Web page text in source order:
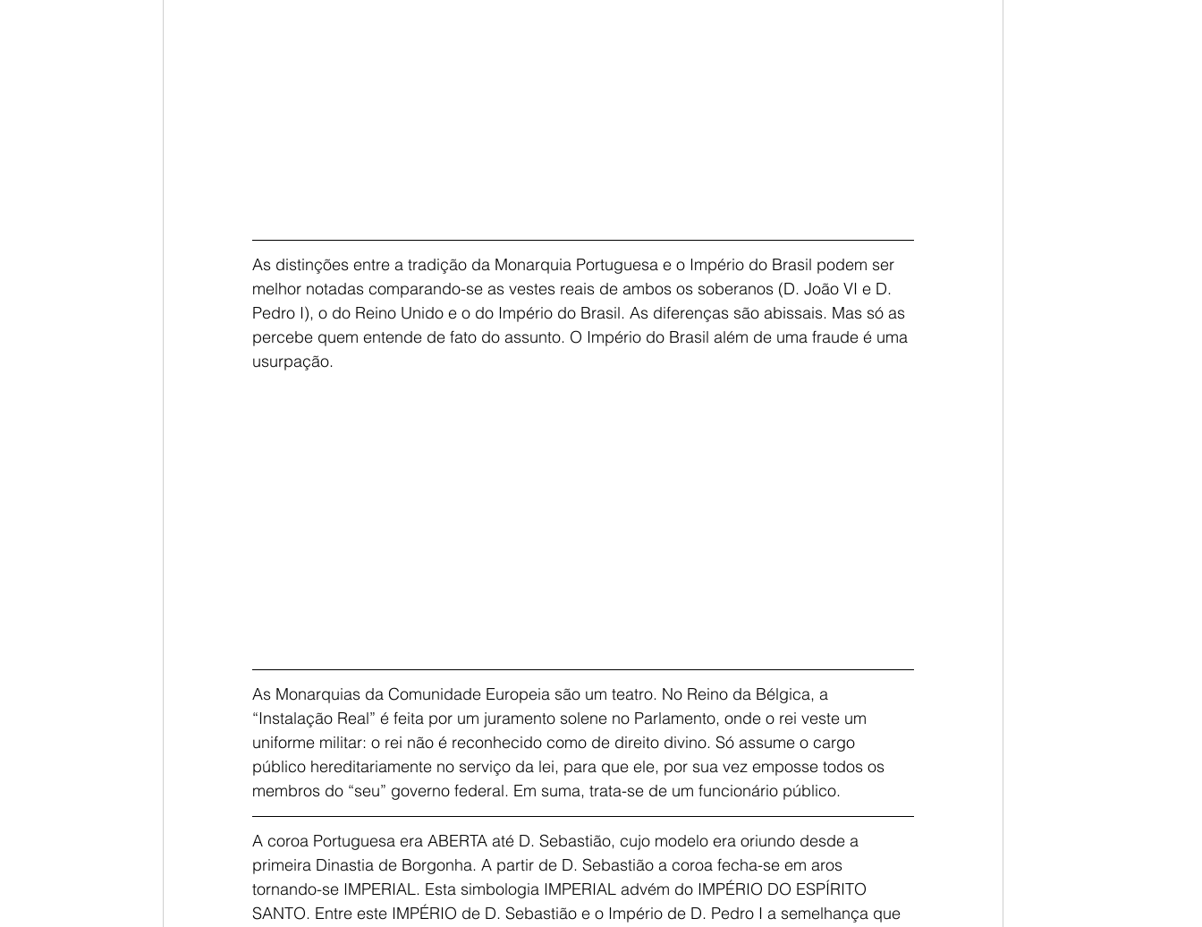
As distinções entre a tradição da Monarquia Portuguesa e o Império do Brasil podem ser
melhor notadas comparando-se as vestes reais de ambos os soberanos (D. João VI e D.
Pedro I), o do Reino Unido e o do Império do Brasil. As diferenças são abissais. Mas só as
percebe quem entende de fato do assunto. O Império do Brasil além de uma fraude é uma
usurpação.
As Monarquias da Comunidade Europeia são um teatro. No Reino da Bélgica, a
“Instalação Real” é feita por um juramento solene no Parlamento, onde o rei veste um
uniforme militar: o rei não é reconhecido como de direito divino. Só assume o cargo
público hereditariamente no serviço da lei, para que ele, por sua vez emposse todos os
membros do “seu” governo federal. Em suma, trata-se de um funcionário público.
A coroa Portuguesa era ABERTA até D. Sebastião, cujo modelo era oriundo desde a
primeira Dinastia de Borgonha. A partir de D. Sebastião a coroa fecha-se em aros
tornando-se IMPERIAL. Esta simbologia IMPERIAL advém do IMPÉRIO DO ESPÍRITO
SANTO. Entre este IMPÉRIO de D. Sebastião e o Império de D. Pedro I a semelhança que